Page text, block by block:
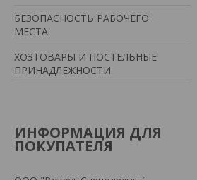
БЕЗОПАСНОСТЬ РАБОЧЕГО
МЕСТА
ХОЗТОВАРЫ И ПОСТЕЛЬНЫЕ
ПРИНАДЛЕЖНОСТИ
ИНФОРМАЦИЯ ДЛЯ
ПОКУПАТЕЛЯ